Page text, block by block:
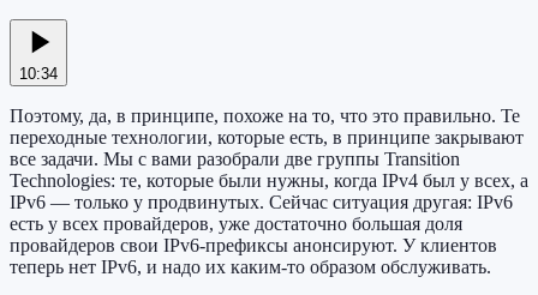
10:34
Поэтому, да, в принципе, похоже на то, что это правильно. Те
переходные технологии, которые есть, в принципе закрывают
все задачи. Мы с вами разобрали две группы Transition
Technologies: те, которые были нужны, когда IPv4 был у всех, а
IPv6 — только у продвинутых. Сейчас ситуация другая: IPv6
есть у всех провайдеров, уже достаточно большая доля
провайдеров свои IPv6-префиксы анонсируют. У клиентов
теперь нет IPv6, и надо их каким-то образом обслуживать.